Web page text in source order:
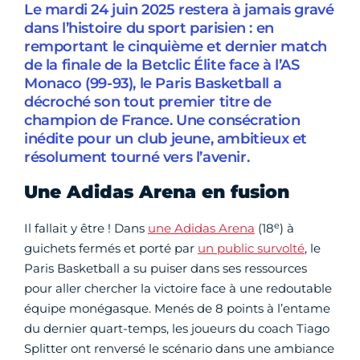
Le mardi 24 juin 2025 restera à jamais gravé
dans l’histoire du sport parisien : en
remportant le cinquième et dernier match
de la finale de la Betclic Élite face à l’AS
Monaco (99-93), le Paris Basketball a
décroché son tout premier titre de
champion de France. Une consécration
inédite pour un club jeune, ambitieux et
résolument tourné vers l’avenir.
Une Adidas Arena en fusion
Il fallait y être ! Dans une Adidas Arena (18e) à
guichets fermés et porté par un public survolté, le
Paris Basketball a su puiser dans ses ressources
pour aller chercher la victoire face à une redoutable
équipe monégasque. Menés de 8 points à l’entame
du dernier quart-temps, les joueurs du coach Tiago
Splitter ont renversé le scénario dans une ambiance